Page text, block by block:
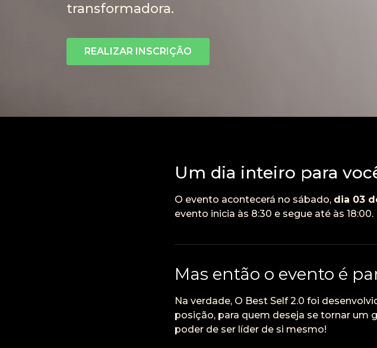
transformadora.
REALIZAR INSCRIÇÃO
Um dia inteiro para
O evento acontecerá no sábado, dia 03
evento inicia às 8:30 e segue até às 18:00.
Mas então o evento é
Na verdade, O Best Self 2.0 foi
posição, para quem deseja se tornar um
poder de ser líder de si mesmo!